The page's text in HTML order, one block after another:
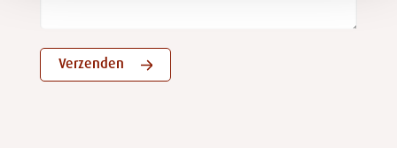
Verzenden